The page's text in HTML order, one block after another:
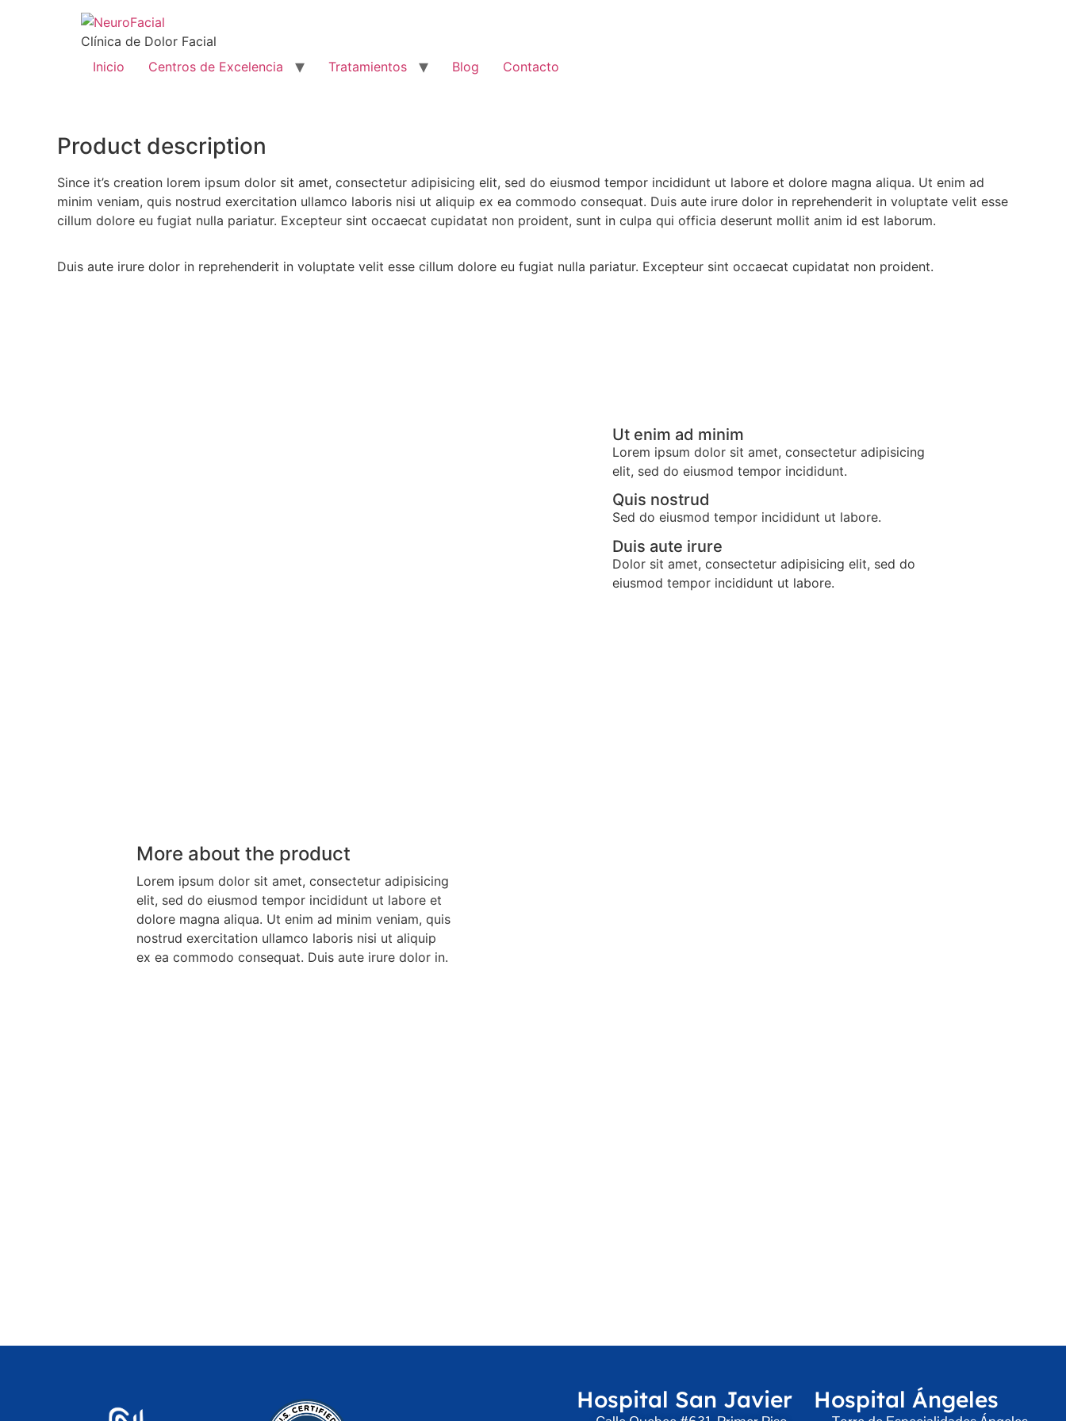
Clínica de Dolor Facial
Inicio
Centros de Excelencia Tratamientos Blog Contacto
Product description
Since it’s creation lorem ipsum dolor sit amet, consectetur adipisicing elit, sed do eiusmod tempor incididunt ut labore et dolore magna aliqua. Ut enim ad
minim veniam, quis nostrud exercitation ullamco laboris nisi ut aliquip ex ea commodo consequat. Duis aute irure dolor in reprehenderit in voluptate velit esse
cillum dolore eu fugiat nulla pariatur. Excepteur sint occaecat cupidatat non proident, sunt in culpa qui officia deserunt mollit anim id est laborum.
Duis aute irure dolor in reprehenderit in voluptate velit esse cillum dolore eu fugiat nulla pariatur. Excepteur sint occaecat cupidatat non proident.
Ut enim ad minim
Lorem ipsum dolor sit amet, consectetur adipisicing
elit, sed do eiusmod tempor incididunt.
Quis nostrud
Sed do eiusmod tempor incididunt ut labore.
Duis aute irure
Dolor sit amet, consectetur adipisicing elit, sed do
eiusmod tempor incididunt ut labore.
More about the product
Lorem ipsum dolor sit amet, consectetur adipisicing
elit, sed do eiusmod tempor incididunt ut labore et
dolore magna aliqua. Ut enim ad minim veniam, quis
nostrud exercitation ullamco laboris nisi ut aliquip
ex ea commodo consequat. Duis aute irure dolor in.
Hospital San Javier Hospital Ángeles